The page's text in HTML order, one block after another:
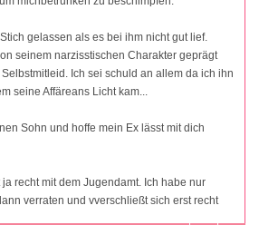
gelassen als es bei ihm nicht gut lief.
seinem narzisstischen Charakter geprägt
Ich sei schuld an allem da ich ihn
seine Affäreans Licht kam...
Sohn und hoffe mein Ex lässt mit dich
recht mit dem Jugendamt. Ich habe nur
verraten und vverschließt sich erst recht